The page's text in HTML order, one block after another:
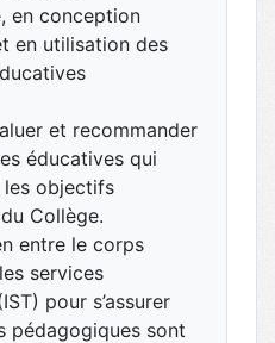
en conception
en utilisation des
et recommander
éducatives qui
les objectifs
Collège.
entre le corps
services
pour s’assurer
pédagogiques sont